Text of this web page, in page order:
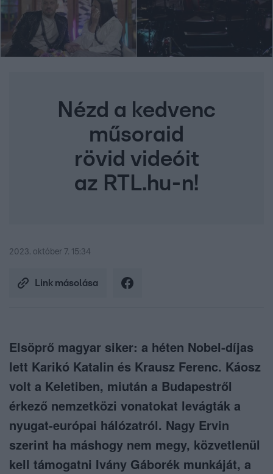
Nézd a kedvenc
műsoraid
rövid videóit
az RTL.hu-n!
2023. október 7. 15:34
Link másolása
Elsöprő magyar siker: a héten Nobel-díjas
lett Karikó Katalin és Krausz Ferenc. Káosz
volt a Keletiben, miután a Budapestről
érkező nemzetközi vonatokat levágták a
nyugat-európai hálózatról. Nagy Ervin
szerint ha máshogy nem megy, közvetlenül
kell támogatni Ivány Gáborék munkáját, a